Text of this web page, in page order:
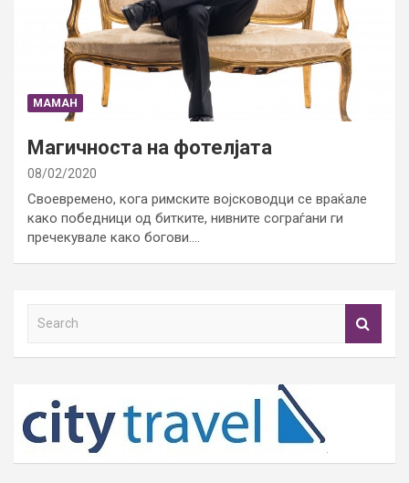
МАМАН
Магичноста на фотелјата
08/02/2020
Своевремено, кога римските војсководци се враќале
како победници од битките, нивните сограѓани ги
пречекувале како богови.…
h